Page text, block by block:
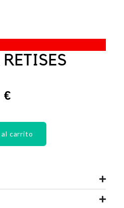
€El
actual
es:
carrito